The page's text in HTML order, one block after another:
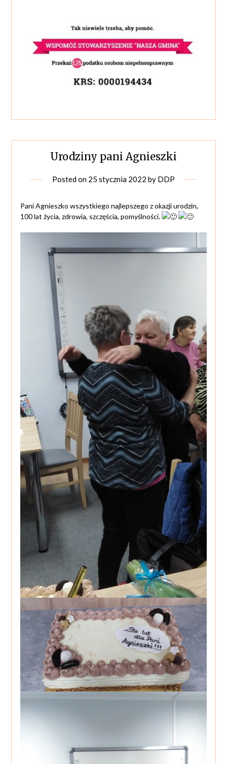
Urodziny pani Agnieszki
Posted on 25 stycznia 2022 by DDP
Pani Agnieszko wszystkiego najlepszego z okazji urodzin,
100 lat życia, zdrowia, szczęścia, pomyślności.